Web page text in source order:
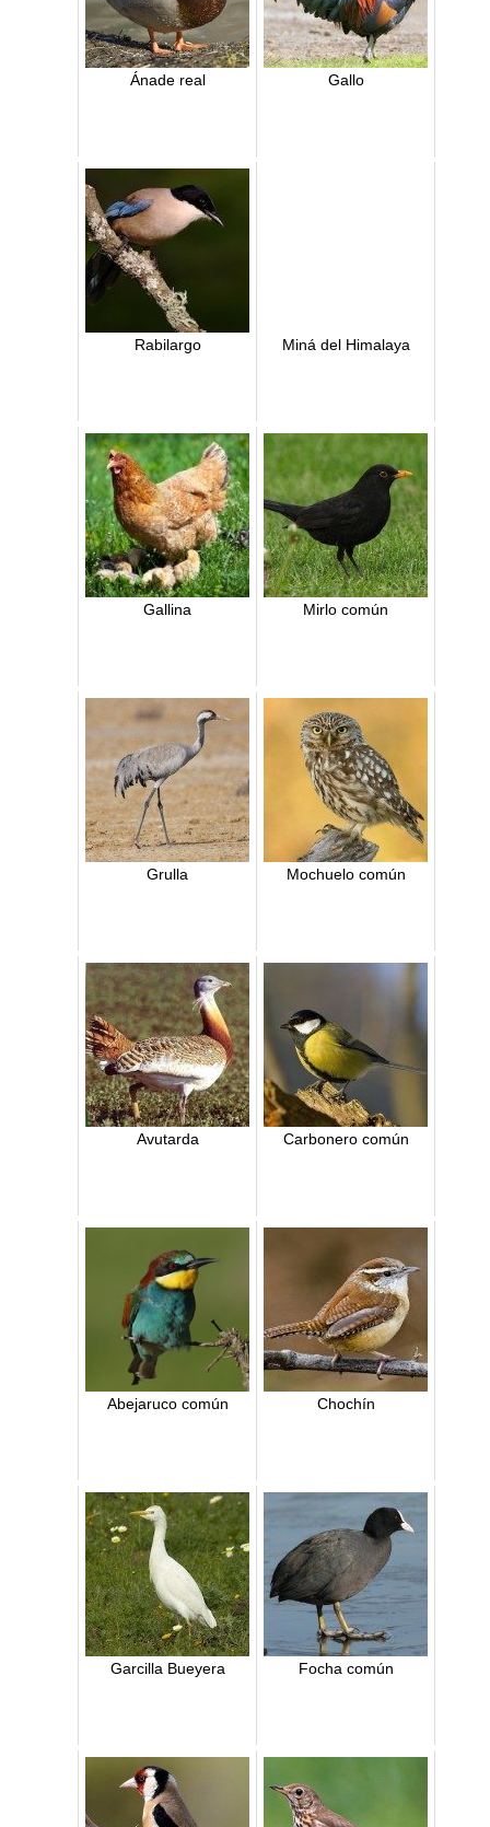
Ánade real Gallo
Rabilargo Miná del Himalaya
Gallina Mirlo común
Grulla Mochuelo común
Avutarda Carbonero común
Abejaruco común Chochín
Garcilla Bueyera Focha común